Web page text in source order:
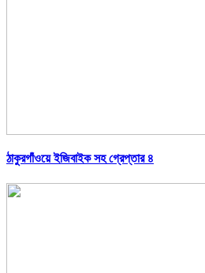
ঠাকুরগাঁওয়ে ইজিবাইক সহ গ্রেপ্তার ৪